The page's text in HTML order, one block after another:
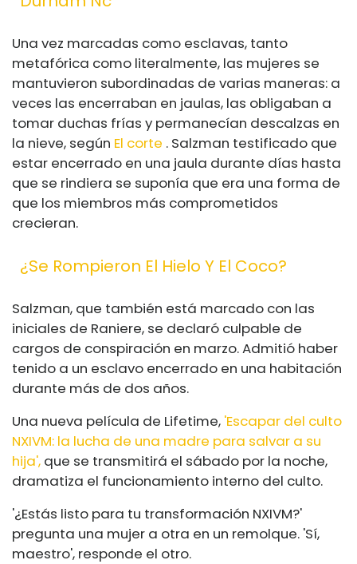
Una vez marcadas como esclavas, tanto
metafórica como literalmente, las mujeres se
mantuvieron subordinadas de varias maneras: a
veces las encerraban en jaulas, las obligaban a
tomar duchas frías y permanecían descalzas en
la nieve, según El corte . Salzman testificado que
estar encerrado en una jaula durante días hasta
que se rindiera se suponía que era una forma de
que los miembros más comprometidos
crecieran.
¿Se Rompieron El Hielo Y El Coco?
Salzman, que también está marcado con las
iniciales de Raniere, se declaró culpable de
cargos de conspiración en marzo. Admitió haber
tenido a un esclavo encerrado en una habitación
durante más de dos años.
Una nueva película de Lifetime, 'Escapar del culto
NXIVM: la lucha de una madre para salvar a su
hija', que se transmitirá el sábado por la noche,
dramatiza el funcionamiento interno del culto.
'¿Estás listo para tu transformación NXIVM?'
pregunta una mujer a otra en un remolque. 'Sí,
maestro', responde el otro.